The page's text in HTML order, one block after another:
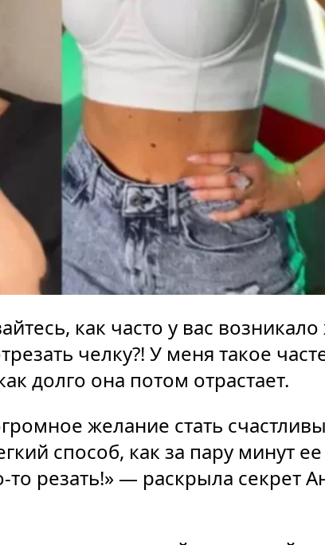
как часто у вас
челку?! У меня такое
долго она потом отрастает.
желание стать
способ, как за пару минут ее
то резать!» — раскрыла секрет